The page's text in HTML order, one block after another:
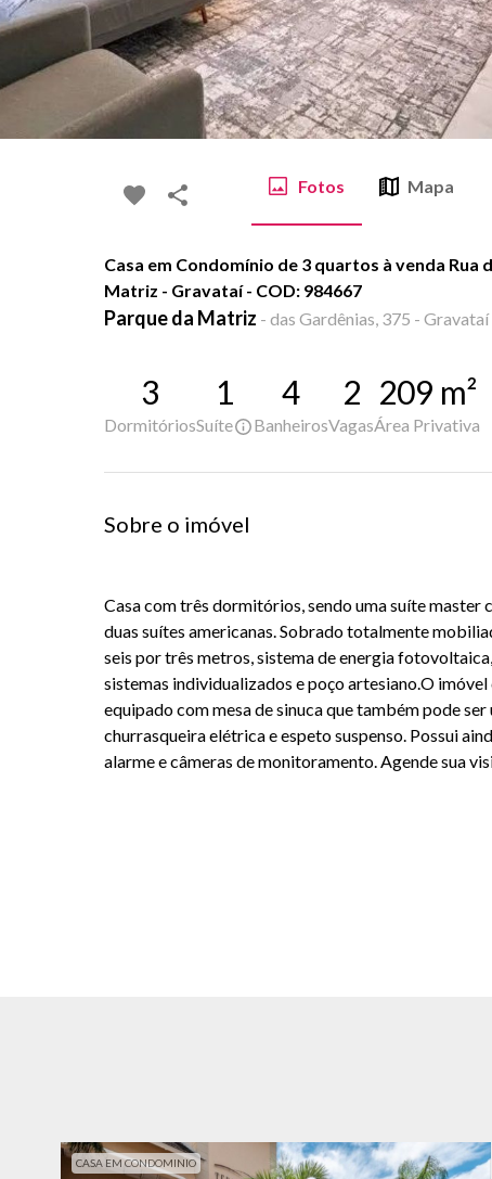
Fotos Mapa
Casa em Condomínio de 3 quartos à venda Rua
Matriz - Gravataí - COD: 984667
Parque da Matriz - das Gardênias, 375 - Gravataí
3
Dormitórios
1
Suíte
4
Banheiros
2
Vagas
209 m²
Área Privativa
Sobre o imóvel
Casa com três dormitórios, sendo uma suíte master
duas suítes americanas. Sobrado totalmente
seis por três metros, sistema de energia
sistemas individualizados e poço artesiano.O
equipado com mesa de sinuca que também pode
churrasqueira elétrica e espeto suspenso. Possui
alarme e câmeras de monitoramento. Agende sua
CASA EM CONDOMINIO